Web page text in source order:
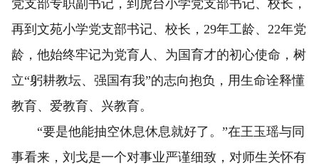
党支部专职副书记，到虎台小学党支部书记、校长，
再到文苑小学党支部书记、校长，29年工龄、22年党
龄，他始终牢记为党育人、为国育才的初心使命，树
立“躬耕教坛、强国有我”的志向抱负，用生命诠释懂
教育、爱教育、兴教育。
“要是他能抽空休息休息就好了。”在王玉瑶与同
事看来，刘戈是一个对事业严谨细致，对师生关怀有